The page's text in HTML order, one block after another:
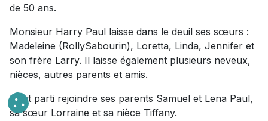
de 50 ans.
Monsieur Harry Paul laisse dans le deuil ses sœurs :
Madeleine (RollySabourin), Loretta, Linda, Jennifer et
son frère Larry. Il laisse également plusieurs neveux,
nièces, autres parents et amis.
Il est parti rejoindre ses parents Samuel et Lena Paul,
sa sœur Lorraine et sa nièce Tiffany.